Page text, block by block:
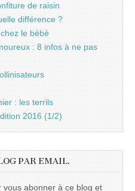
de raisin
différence ?
le bébé
: 8 infos à ne pas
: les terrils
2016 (1/2)
PAR EMAIL.
vous abonner à ce blog et